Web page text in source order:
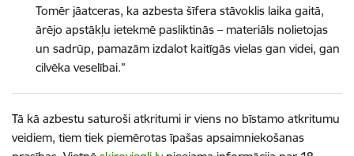
Tomēr jāatceras, ka azbesta šīfera stāvoklis laika gaitā,
ārējo apstākļu ietekmē pasliktinās – materiāls nolietojas
un sadrūp, pamazām izdalot kaitīgās vielas gan videi, gan
cilvēka veselībai.”
Tā kā azbestu saturoši atkritumi ir viens no bīstamo atkritumu
veidiem, tiem tiek piemērotas īpašas apsaimniekošanas